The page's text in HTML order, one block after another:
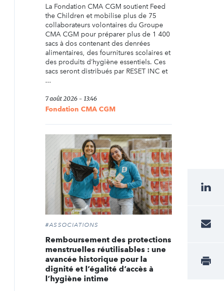
La Fondation CMA CGM soutient Feed
the Children et mobilise plus de 75
collaborateurs volontaires du Groupe
CMA CGM pour préparer plus de 1 400
sacs à dos contenant des denrées
alimentaires, des fournitures scolaires et
des produits d’hygiène essentiels. Ces
sacs seront distribués par RESET INC et
...
7 août 2026 - 13:46
Fondation CMA CGM
#ASSOCIATIONS
Remboursement des protections
menstruelles réutilisables : une
avancée historique pour la
dignité et l’égalité d’accès à
l’hygiène intime